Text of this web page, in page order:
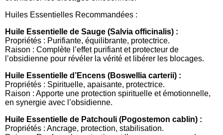
Huiles Essentielles Recommandées :
Huile Essentielle de Sauge (Salvia officinalis) :
Propriétés : Purifiante, équilibrante, protectrice.
Raison : Complète l’effet purifiant et protecteur de
l’obsidienne pour révéler la vérité et libérer les blocages.
Huile Essentielle d’Encens (Boswellia carterii) :
Propriétés : Spirituelle, apaisante, protectrice.
Raison : Apporte une protection spirituelle et émotionnelle,
en synergie avec l’obsidienne.
Huile Essentielle de Patchouli (Pogostemon cablin) :
Propriétés : Ancrage, protection, stabilisation.